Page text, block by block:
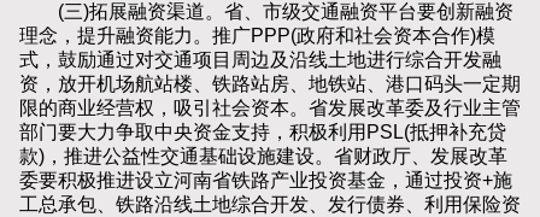
(三)拓展融资渠道。省、市级交通融资平台要创新融资
理念，提升融资能力。推广PPP(政府和社会资本合作)模
式，鼓励通过对交通项目周边及沿线土地进行综合开发融
资，放开机场航站楼、铁路站房、地铁站、港口码头一定期
限的商业经营权，吸引社会资本。省发展改革委及行业主管
部门要大力争取中央资金支持，积极利用PSL(抵押补充贷
款)，推进公益性交通基础设施建设。省财政厅、发展改革
委要积极推进设立河南省铁路产业投资基金，通过投资+施
工总承包、铁路沿线土地综合开发、发行债券、利用保险资